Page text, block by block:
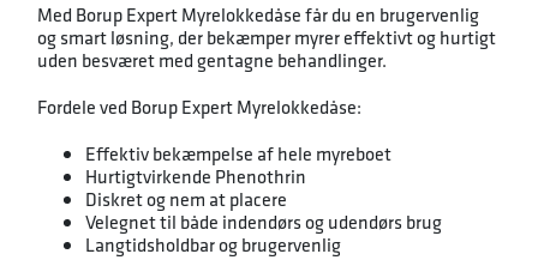
Med Borup Expert Myrelokkedåse får du en brugervenlig
og smart løsning, der bekæmper myrer effektivt og hurtigt
uden besværet med gentagne behandlinger.
Fordele ved Borup Expert Myrelokkedåse:
Effektiv bekæmpelse af hele myreboet
Hurtigtvirkende Phenothrin
Diskret og nem at placere
Velegnet til både indendørs og udendørs brug
Langtidsholdbar og brugervenlig